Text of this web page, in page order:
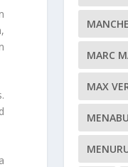
MARC
MAX